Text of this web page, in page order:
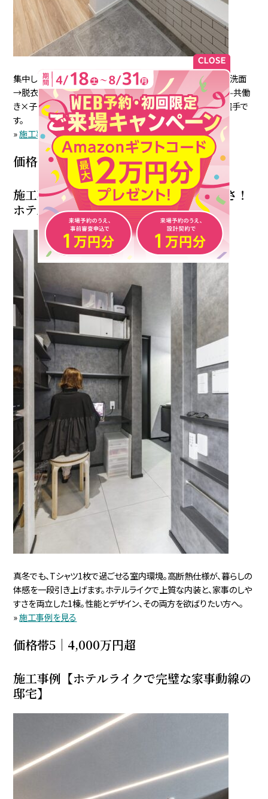
集中したいときに、ひとりになれる個室。回遊動線（キッチン→洗面
→脱衣→ファミクロ）が、毎日の家事をふっと軽くしてくれる——共働
き×子育て世帯の”今”にしっくり馴染む、標準価格帯の代表選手で
す。
»施工事例を見る
価格帯4｜3,500万〜4,000万円
施工事例【冬でもTシャツで快適な暖かさ！
ホテルのような家事ラクの家】
真冬でも、Tシャツ1枚で過ごせる室内環境。高断熱仕様が、暮らしの
体感を一段引き上げます。ホテルライクで上質な内装と、家事のしや
すさを両立した1棟。性能とデザイン、その両方を欲ばりたい方へ。
»施工事例を見る
価格帯5｜4,000万円超
施工事例【ホテルライクで完璧な家事動線の
邸宅】